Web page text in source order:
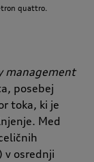
tron quattro.
management
posebej
toka, ki je
Med
v osrednji